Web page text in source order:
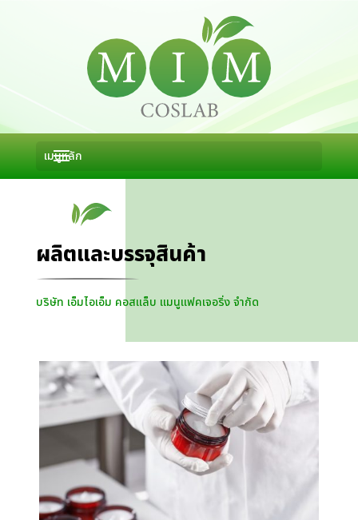
ผลิตและบรรจุสินค้า
บริษัท เอ็มไอเอ็ม คอสแล็บ แมนูแฟคเจอริ่ง จำกัด